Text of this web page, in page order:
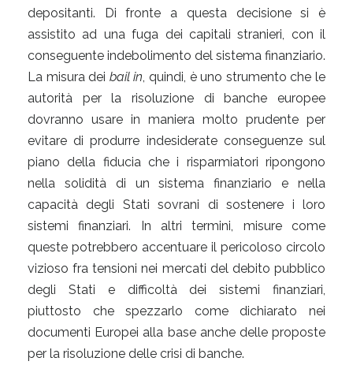
depositanti. Di fronte a questa decisione si è
assistito ad una fuga dei capitali stranieri, con il
conseguente indebolimento del sistema finanziario.
La misura dei bail in , quindi, è uno strumento che le
autorità per la risoluzione di banche europee
dovranno usare in maniera molto prudente per
evitare di produrre indesiderate conseguenze sul
piano della fiducia che i risparmiatori ripongono
nella solidità di un sistema finanziario e nella
capacità degli Stati sovrani di sostenere i loro
sistemi finanziari. In altri termini, misure come
queste potrebbero accentuare il pericoloso circolo
vizioso fra tensioni nei mercati del debito pubblico
degli Stati e difficoltà dei sistemi finanziari,
piuttosto che spezzarlo come dichiarato nei
documenti Europei alla base anche delle proposte
per la risoluzione delle crisi di banche.